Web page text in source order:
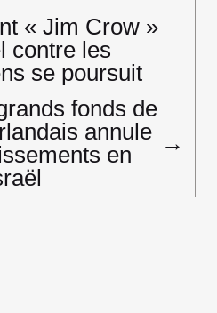
« Jim Crow »
contre les
se poursuit
fonds de
annule
en
→